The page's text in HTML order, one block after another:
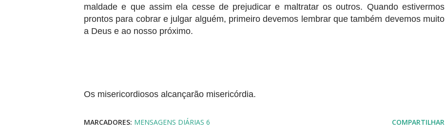
maldade e que assim ela cesse de prejudicar e maltratar os outros. Quando estivermos
prontos para cobrar e julgar alguém, primeiro devemos lembrar que também devemos muito
a Deus e ao nosso próximo.
Os misericordiosos alcançarão misericórdia.
MARCADORES: MENSAGENS DIÁRIAS 6 COMPARTILHAR